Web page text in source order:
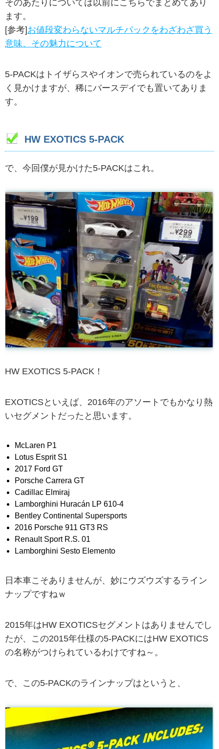
そのあたりについては以前にこちらでまとめてあり
ます。
[参考]お値段変わらないマルチパックをわざわざ買う
意味、その魅力について
5-PACKはトイザらスやイオンで売られているのをよ
く見かけますが、稀にバースデイでも置いてありま
す。
HW EXOTICS 5-PACK
で、今回僕が見かけた5-PACKはこれ。
HW EXOTICS 5-PACK！
EXOTICSといえば、2016年のアソートでもかなり熱
いセグメントだったと思います。
McLaren P1
Lotus Esprit S1
2017 Ford GT
Porsche Carrera GT
Cadillac Elmiraj
Lamborghini Huracán LP 610-4
Bentley Continental Supersports
2016 Porsche 911 GT3 RS
Renault Sport R.S. 01
Lamborghini Sesto Elemento
日本車こそありませんが、妙にウズウズするライン
ナップですねｗ
2015年はHW EXOTICSセグメントはありませんでし
たが、この2015年仕様の5-PACKにはHW EXOTICS
の名称がつけられているわけですね～。
で、この5-PACKのラインナップはというと、